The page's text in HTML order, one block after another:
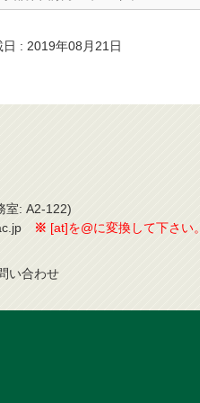
日 : 2019年08月21日
室: A2-122)
※ [at]を@に変換して下さい。
い合わせ